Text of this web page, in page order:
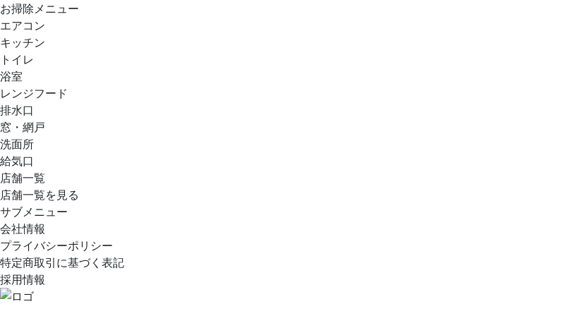
お掃除メニュー
エアコン
キッチン
トイレ
浴室
レンジフード
排水口
窓・網戸
洗面所
給気口
店舗一覧
店舗一覧を見る
サブメニュー
会社情報
プライバシーポリシー
特定商取引に基づく表記
採用情報